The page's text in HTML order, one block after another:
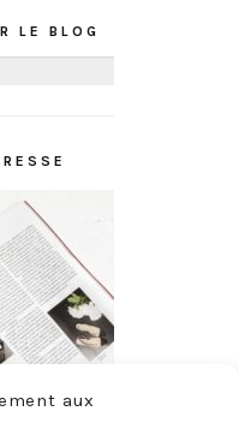
aux
LE BLOG